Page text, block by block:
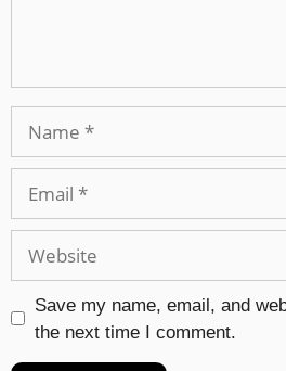
Save my name, email, and
the next time I comment.